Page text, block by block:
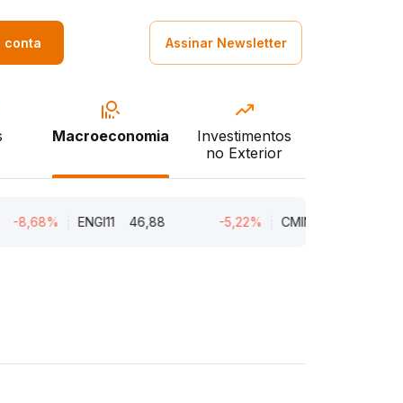
conta Assinar Newsletter
Macroeconomia
Investimentos
no Exterior
ENGI11 46,88 -5,22% CMIN3 5,45